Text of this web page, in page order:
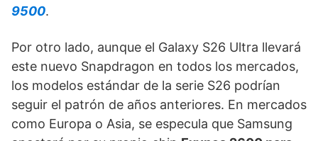
9500.
Por otro lado, aunque el Galaxy S26 Ultra llevará
este nuevo Snapdragon en todos los mercados,
los modelos estándar de la serie S26 podrían
seguir el patrón de años anteriores. En mercados
como Europa o Asia, se especula que Samsung